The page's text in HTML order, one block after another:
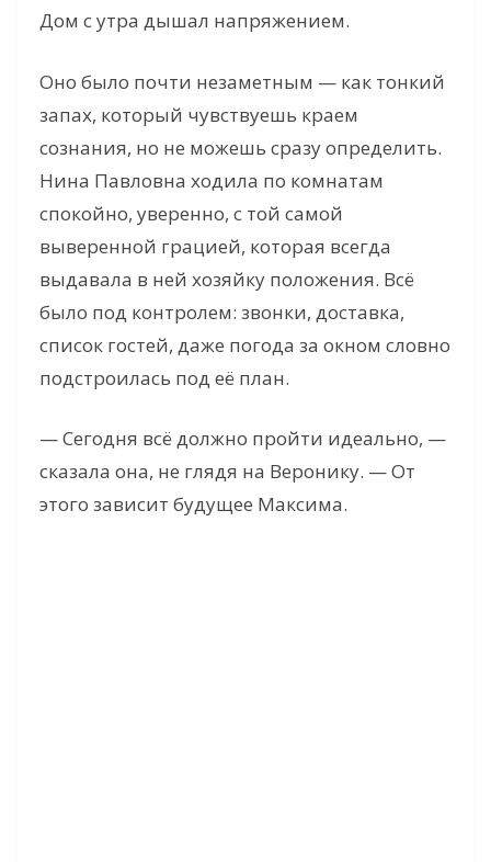
Дом с утра дышал напряжением.
Оно было почти незаметным — как тонкий
запах, который чувствуешь краем
сознания, но не можешь сразу определить.
Нина Павловна ходила по комнатам
спокойно, уверенно, с той самой
выверенной грацией, которая всегда
выдавала в ней хозяйку положения. Всё
было под контролем: звонки, доставка,
список гостей, даже погода за окном словно
подстроилась под её план.
— Сегодня всё должно пройти идеально, —
сказала она, не глядя на Веронику. — От
этого зависит будущее Максима.